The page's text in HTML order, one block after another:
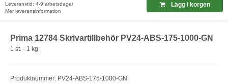
Leveranstid: 4-9 arbetsdagar
Mer leveransinformation
Lägg i korgen
Prima 12784 Skrivartillbehör PV24-ABS-175-1000-GN
1 st. - 1 kg
Produktnummer: PV24-ABS-175-1000-GN